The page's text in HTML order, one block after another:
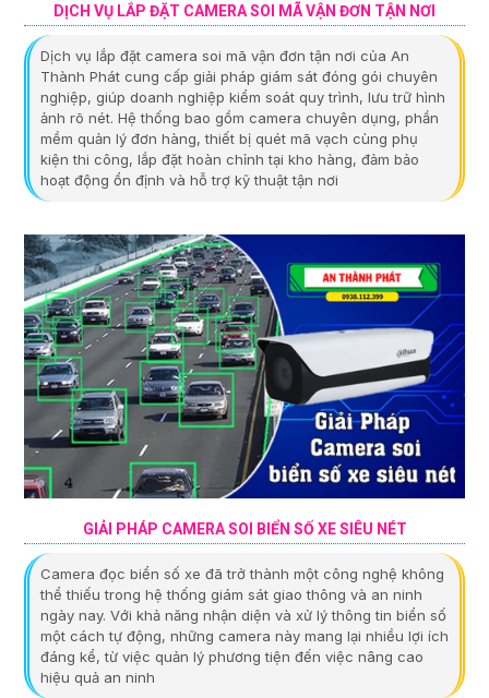
DỊCH VỤ LẮP ĐẶT CAMERA SOI MÃ VẬN ĐƠN TẬN NƠI
Dịch vụ lắp đặt camera soi mã vận đơn tận nơi của An
Thành Phát cung cấp giải pháp giám sát đóng gói chuyên
nghiệp, giúp doanh nghiệp kiểm soát quy trình, lưu trữ hình
ảnh rõ nét. Hệ thống bao gồm camera chuyên dụng, phần
mềm quản lý đơn hàng, thiết bị quét mã vạch cùng phụ
kiện thi công, lắp đặt hoàn chỉnh tại kho hàng, đảm bảo
hoạt động ổn định và hỗ trợ kỹ thuật tận nơi
GIẢI PHÁP CAMERA SOI BIỂN SỐ XE SIÊU NÉT
Camera đọc biển số xe đã trở thành một công nghệ không
thể thiếu trong hệ thống giám sát giao thông và an ninh
ngày nay. Với khả năng nhận diện và xử lý thông tin biển số
một cách tự động, những camera này mang lại nhiều lợi ích
đáng kể, từ việc quản lý phương tiện đến việc nâng cao
hiệu quả an ninh